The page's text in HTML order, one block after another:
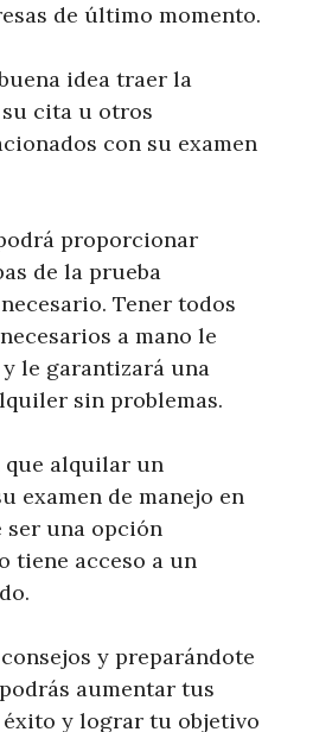
de último momento.
idea traer la
cita u otros
con su examen
proporcionar
de la prueba
Tener todos
a mano le
le garantizará una
sin problemas.
que alquilar un
examen de manejo en
ser una opción
tiene acceso a un
y preparándote
aumentar tus
y lograr tu objetivo